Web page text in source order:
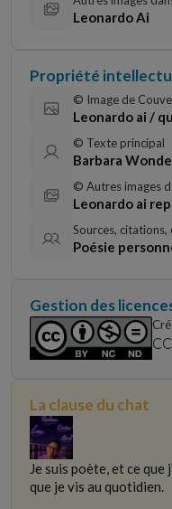
Leonardo Ai
Propriété
© Image de
Leonardo ai /
© Texte principal
Barbara
© Autres images
Leonardo ai
Sources, citations,
Poésie
Gestion des
La clause du chat
Je suis poète, et ce que
que je vis au quotidien.